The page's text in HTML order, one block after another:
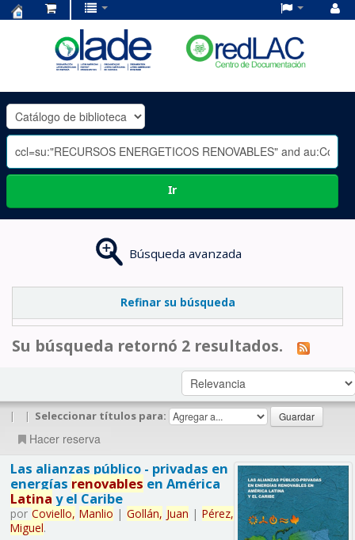
OLADE
-
Ir
Búsqueda avanzada
Refinar su búsqueda
Su búsqueda retornó 2 resultados.
| | Seleccionar títulos para:
Hacer reserva
Las alianzas público - privadas en
energías renovables en América
Latina y el Caribe
por Coviello, Manlio | Gollán, Juan | Pérez,
Miguel.